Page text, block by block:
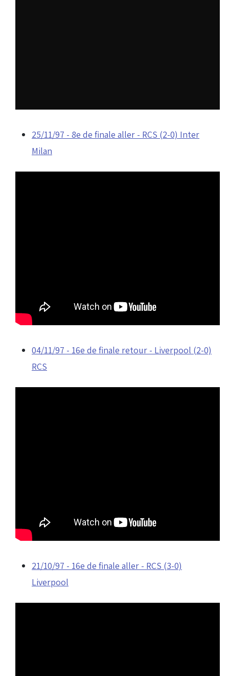
25/11/97 - 8e de finale aller - RCS (2-0) Inter
Milan
04/11/97 - 16e de finale retour - Liverpool (2-0)
RCS
21/10/97 - 16e de finale aller - RCS (3-0)
Liverpool